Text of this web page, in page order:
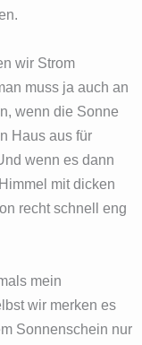
wir Strom
muss ja auch an
wenn die Sonne
Haus aus für
wenn es dann
mit dicken
recht schnell eng
mein
wir merken es
Sonnenschein nur